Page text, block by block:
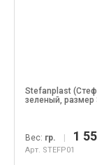
Stefanplast
зеленый,
Вес: гр. | 1
Арт. STEFP01